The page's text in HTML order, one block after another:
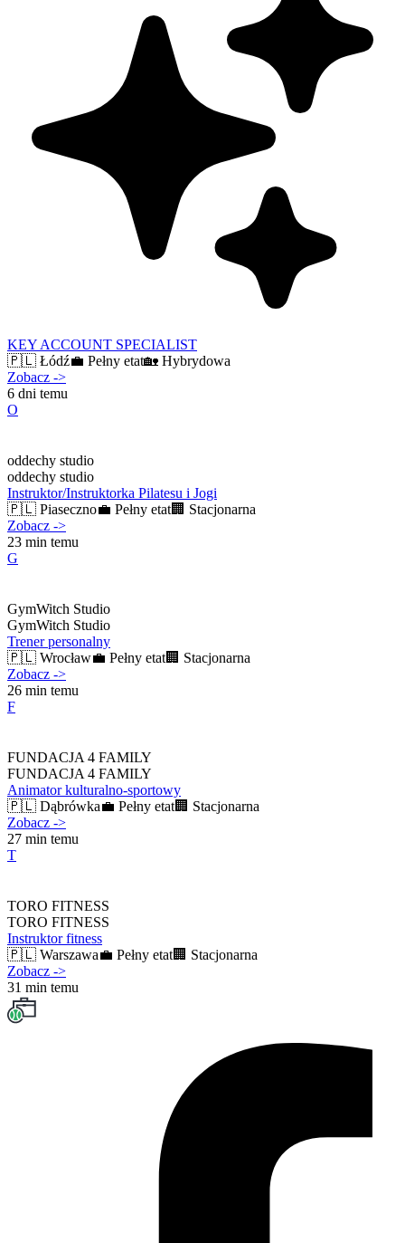
KEY ACCOUNT SPECIALIST
🇵🇱 Łódź💼 Pełny etat🏡 Hybrydowa
Zobacz ->
6 dni temu
O
oddechy studio
oddechy studio
Instruktor/Instruktorka Pilatesu i Jogi
🇵🇱 Piaseczno💼 Pełny etat🏢 Stacjonarna
Zobacz ->
23 min temu
G
GymWitch Studio
GymWitch Studio
Trener personalny
🇵🇱 Wrocław💼 Pełny etat🏢 Stacjonarna
Zobacz ->
26 min temu
F
FUNDACJA 4 FAMILY
FUNDACJA 4 FAMILY
Animator kulturalno-sportowy
🇵🇱 Dąbrówka💼 Pełny etat🏢 Stacjonarna
Zobacz ->
27 min temu
T
TORO FITNESS
TORO FITNESS
Instruktor fitness
🇵🇱 Warszawa💼 Pełny etat🏢 Stacjonarna
Zobacz ->
31 min temu